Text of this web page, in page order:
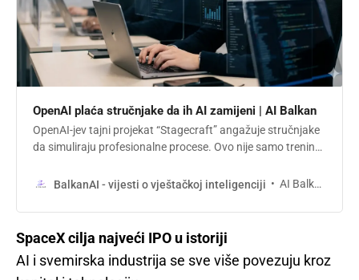
OpenAI plaća stručnjake da ih AI zamijeni | AI Balkan
OpenAI-jev tajni projekat “Stagecraft” angažuje stručnjake
da simuliraju profesionalne procese. Ovo nije samo trening,
programiraju svoj otkaz. Analiziramo šta ovo znači za
BalkanAI - vijesti o vještačkoj inteligenciji AI Balkan
SpaceX cilja najveći IPO u istoriji
AI i svemirska industrija se sve više povezuju kroz